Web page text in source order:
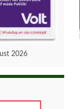
2026